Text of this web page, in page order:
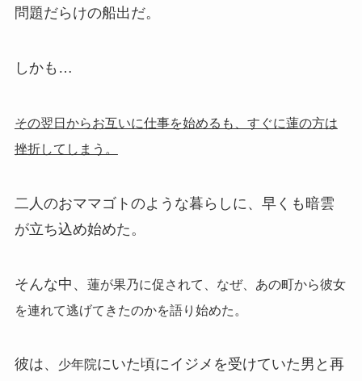
問題だらけの船出だ。
しかも…
その翌日からお互いに仕事を始めるも、すぐに蓮の方は
挫折してしまう。
二人のおママゴトのような暮らしに、早くも暗雲
が立ち込め始めた。
そんな中、 蓮が果乃に促されて、なぜ、あの町から彼女
を連れて逃げてきたのかを語り始めた。
彼は、 少年院にいた頃にイジメを受けていた男と再